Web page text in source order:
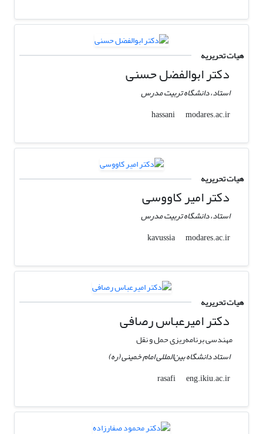
هیات تحریریه
دکتر ابوالفضل حسنی
استاد، دانشگاه تربیت مدرس
hassani
modares.ac.ir
هیات تحریریه
دکتر امیر کاووسی
استاد، دانشگاه تربیت مدرس
kavussia
modares.ac.ir
هیات تحریریه
دکتر امیرعباس رصافی
مهندسی برنامه‌ریزی حمل و نقل
استاد دانشگاه بین‌المللی امام خمینی (ره)
rasafi
eng.ikiu.ac.ir